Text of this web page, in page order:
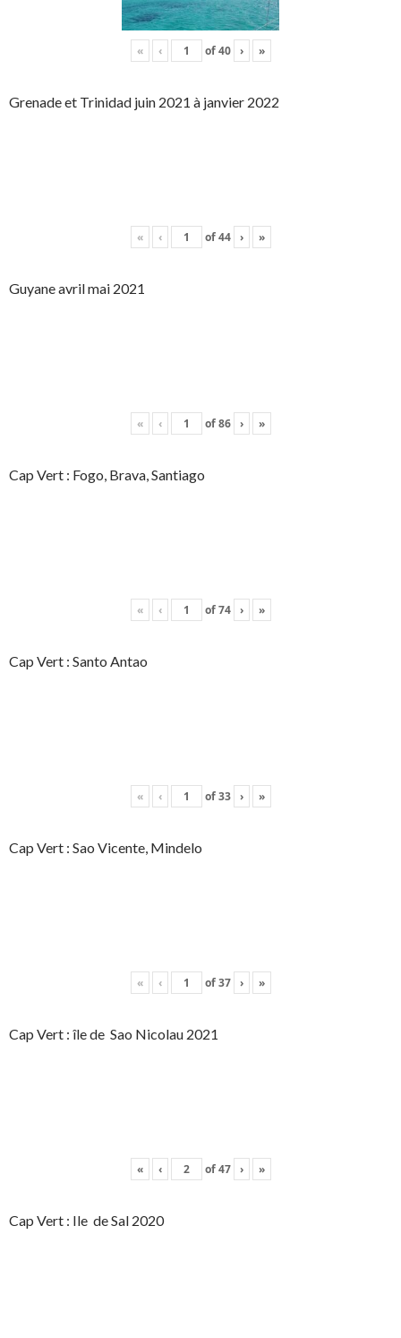
« ‹ of40 › »
Grenade et Trinidad juin 2021 à janvier 2022
« ‹ of44 › »
Guyane avril mai 2021
« ‹ of86 › »
Cap Vert : Fogo, Brava, Santiago
« ‹ of74 › »
Cap Vert : Santo Antao
« ‹ of33 › »
Cap Vert : Sao Vicente, Mindelo
« ‹ of37 › »
Cap Vert : île de Sao Nicolau 2021
« ‹ of47 › »
Cap Vert : Ile de Sal 2020